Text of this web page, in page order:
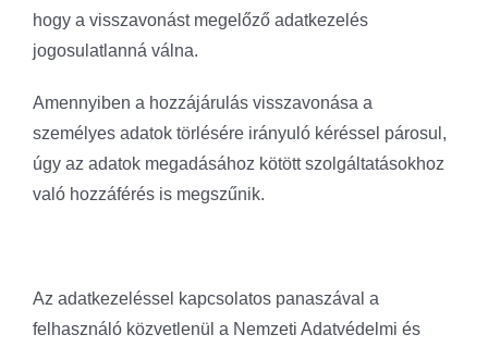
hogy a visszavonást megelőző adatkezelés
jogosulatlanná válna.
Amennyiben a hozzájárulás visszavonása a
személyes adatok törlésére irányuló kéréssel párosul,
úgy az adatok megadásához kötött szolgáltatásokhoz
való hozzáférés is megszűnik.
Az adatkezeléssel kapcsolatos panaszával a
felhasználó közvetlenül a Nemzeti Adatvédelmi és